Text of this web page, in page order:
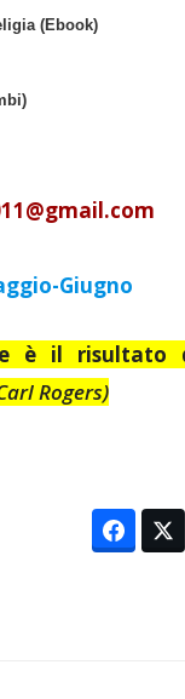
(Ebook)
m
Giugno
è il
Rogers)